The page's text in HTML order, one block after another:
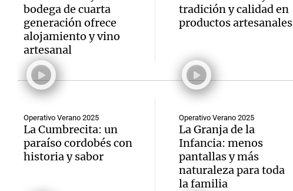
bodega de cuarta
generación ofrece
alojamiento y vino
artesanal
tradición y calidad en
productos artesanales
Operativo Verano 2025
La Cumbrecita: un
paraíso cordobés con
historia y sabor
Operativo Verano 2025
La Granja de la
Infancia: menos
pantallas y más
naturaleza para toda
la familia